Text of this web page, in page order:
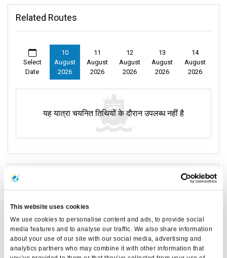
This website uses cookies
We use cookies to personalise content and ads, to provide social
media features and to analyse our traffic. We also share information
about your use of our site with our social media, advertising and
analytics partners who may combine it with other information that
Related Routes
Select
Date
10
August
2026
11
August
2026
12
August
2026
13
August
2026
14
August
2026
यह यात्रा चयनित तिथियों के दौरान उपलब्ध नहीं है
Contact Information
Surin Beach, Bang Tao Beach, Kamala Beach
Surin Beach, Bang Tao Beach, Kamala Beach Phuket